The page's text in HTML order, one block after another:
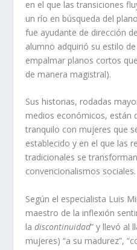
en el que las transiciones
un río en búsqueda del
fue ayudante de dirección
alumno adquirió su estilo
empalmar planos cortos
de manera magistral).
Sus historias, rodadas
medios económicos, están
tranquilo con mujeres que
establecido y en el que las
tradicionales se
convencionalismos sociales.
Según el especialista Luis
maestro de la inflexión
ladiscontinuidad” y llevó al
mujeres) “a su madurez”,